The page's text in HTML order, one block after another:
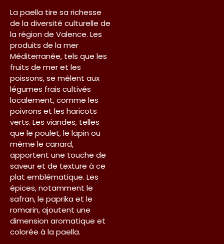
La paella tire sa richesse
de la diversité culturelle de
la région de Valence. Les
produits de la mer
Méditerranée, tels que les
fruits de mer et les
poissons, se mêlent aux
légumes frais cultivés
localement, comme les
poivrons et les haricots
verts. Les viandes, telles
que le poulet, le lapin ou
même le canard,
apportent une touche de
saveur et de texture à ce
plat emblématique. Les
épices, notamment le
safran, le paprika et le
romarin, ajoutent une
dimension aromatique et
colorée à la paella.